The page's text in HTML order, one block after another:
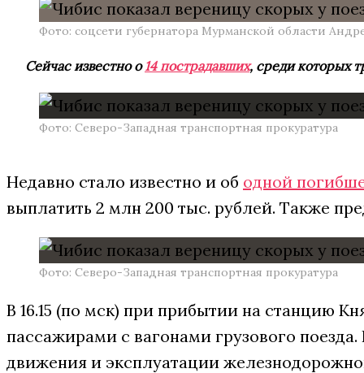
Фото: соцсети губернатора Мурманской области
Сейчас известно о14 пострадавших, среди которых
Фото: Северо-Западная транспортная прокуратура
Недавно стало известно и об одной
выплатить 2 млн 200 тыс. рублей. Также
Фото: Северо-Западная транспортная прокуратура
В 16.15 (по мск) при прибытии на станцию
пассажирами с вагонами грузового
движения и эксплуатации